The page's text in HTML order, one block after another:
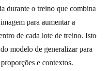
durante o treino que combina
para aumentar a
de cada lote de treino. Isto
modelo de generalizar para
e contextos.